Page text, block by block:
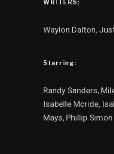
WRITERS:
Waylon Dalton,
Starring:
Randy Sanders,
Isabelle Mcride,
Mays, Phillip Simon